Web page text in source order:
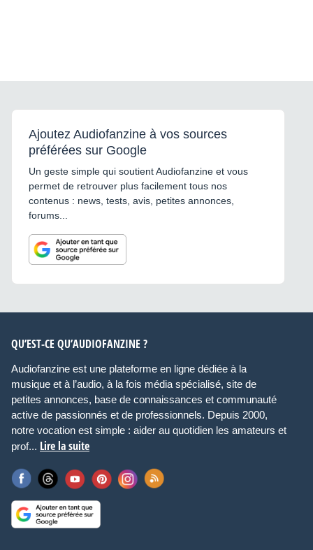
Ajoutez Audiofanzine à vos sources
préférées sur Google
Un geste simple qui soutient Audiofanzine et vous
permet de retrouver plus facilement tous nos
contenus : news, tests, avis, petites annonces,
forums...
QU’EST-CE QU’AUDIOFANZINE ?
Audiofanzine est une plateforme en ligne dédiée à la
musique et à l’audio, à la fois média spécialisé, site de
petites annonces, base de connaissances et communauté
active de passionnés et de professionnels. Depuis 2000,
notre vocation est simple : aider au quotidien les amateurs et
prof... Lire la suite